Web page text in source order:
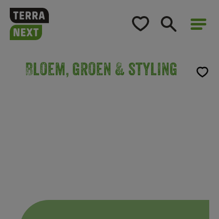
Home
Bloem, groen & styling